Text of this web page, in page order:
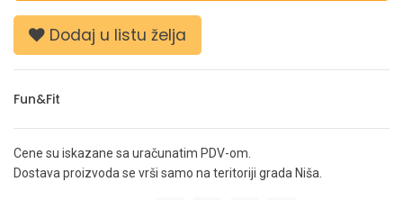
Dodaj u listu želja
Fun&Fit
Cene su iskazane sa uračunatim PDV-om.
Dostava proizvoda se vrši samo na teritoriji grada Niša.